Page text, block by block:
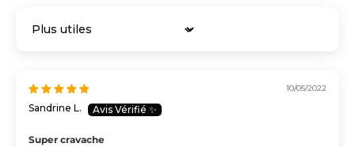
Sort by
10/05/2022
Sandrine L.
Super cravache